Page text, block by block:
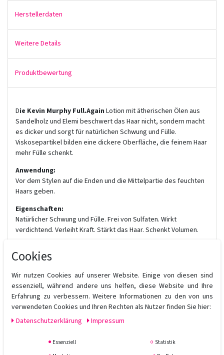
Herstellerdaten
Weitere Details
Produktbewertung
Die Kevin Murphy Full.Again Lotion mit ätherischen Ölen aus
Sandelholz und Elemi beschwert das Haar nicht, sondern macht
es dicker und sorgt für natürlichen Schwung und Fülle.
Viskosepartikel bilden eine dickere Oberfläche, die feinem Haar
mehr Fülle schenkt.
Anwendung:
Vor dem Stylen auf die Enden und die Mittelpartie des feuchten
Haars geben.
Eigenschaften:
Natürlicher Schwung und Fülle. Frei von Sulfaten. Wirkt
verdichtend. Verleiht Kraft. Stärkt das Haar. Schenkt Volumen.
Elemi ist für seine verjüngenden Eigenschaften bekannt,
Viskosepartikel.
Bilden eine dickere Oberfläche, die feinem Haar mehr Fülle
schenkt.
Cookies
Wir nutzen Cookies auf unserer Website. Einige von diesen sind
essenziell, während andere uns helfen, diese Website und Ihre
Erfahrung zu verbessern. Weitere Informationen zu den von uns
verwendeten Cookies und Ihren Rechten als Nutzer finden Sie hier:
Daten­schutz­erklärung
Impressum
Essenziell
Statistik